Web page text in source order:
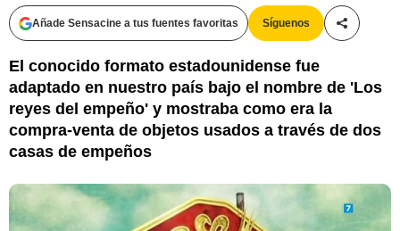
Añade Sensacine a tus fuentes favoritas Síguenos
El conocido formato estadounidense fue
adaptado en nuestro país bajo el nombre de 'Los
reyes del empeño' y mostraba como era la
compra-venta de objetos usados a través de dos
casas de empeños